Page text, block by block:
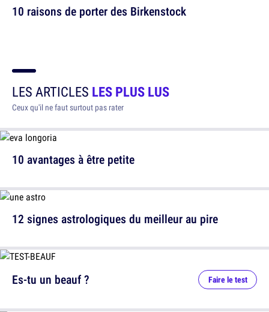
10 raisons de porter des Birkenstock
LES ARTICLES LES PLUS LUS
Ceux qu'il ne faut surtout pas rater
10 avantages à être petite
12 signes astrologiques du meilleur au pire
Es-tu un beauf ? Faire le test